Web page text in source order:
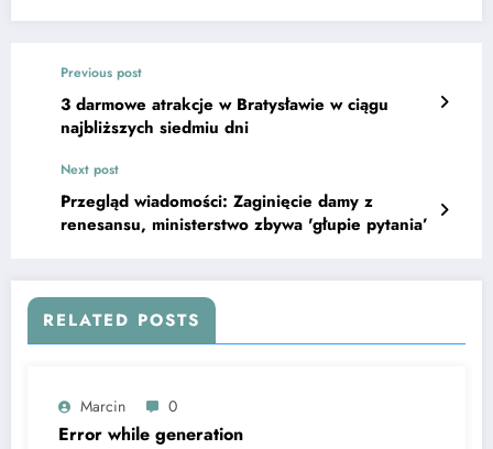
Previous post
3 darmowe atrakcje w Bratysławie w ciągu
najbliższych siedmiu dni
Next post
Przegląd wiadomości: Zaginięcie damy z
renesansu, ministerstwo zbywa 'głupie pytania’
RELATED POSTS
Marcin 0
Error while generation